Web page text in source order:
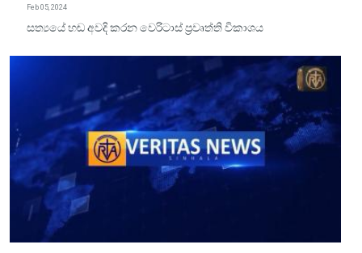
Feb 05, 2024
සත්‍යයේ හඬ අවදි කරන වෙරිටාස් ප්‍රවෘත්ති විකාශය